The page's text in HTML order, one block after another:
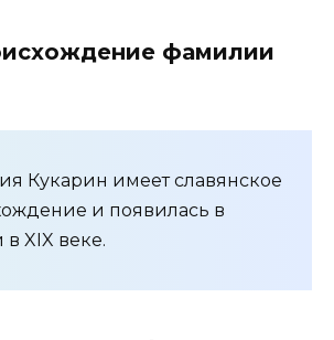
фамилии
Кукарин имеет славянское
и появилась в
в XIX веке.